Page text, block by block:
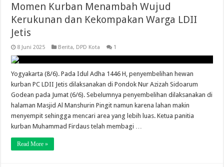
Momen Kurban Menambah Wujud
Kerukunan dan Kekompakan Warga LDII
Jetis
8 Juni 2025 Berita, DPD Kota 1
Yogyakarta (8/6). Pada Idul Adha 1446 H, penyembelihan hewan
kurban PC LDII Jetis dilaksanakan di Pondok Nur Azizah Sidoarum
Godean pada Jumat (6/6). Sebelumnya penyembelihan dilaksanakan di
halaman Masjid Al Manshurin Pingit namun karena lahan makin
menyempit sehingga mencari area yang lebih luas. Ketua panitia
kurban Muhammad Firdaus telah membagi …
Read More »